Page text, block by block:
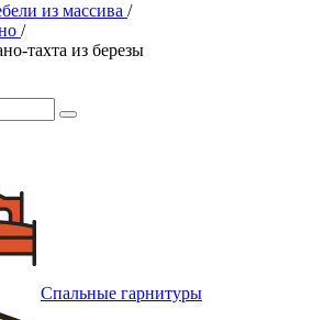
из массива /
/
тахта из березы
Спальные гарнитуры